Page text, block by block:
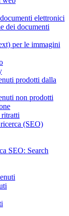
elettronici
dei documenti
per le immagini
prodotti dalla
non prodotti
ritratti
(SEO)
SEO: Search